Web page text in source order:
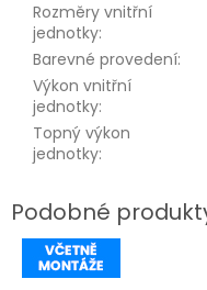
Rozměry vnitřní
jednotky:
Barevné provedení:
Výkon vnitřní
jednotky:
Topný výkon
jednotky: